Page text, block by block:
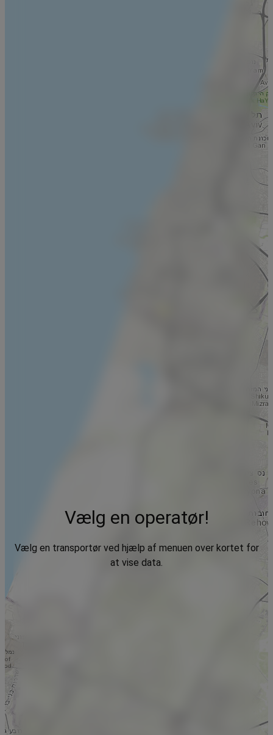
Vælg en operatør!
Vælg en transportør ved hjælp af menuen over kortet for
at vise data.